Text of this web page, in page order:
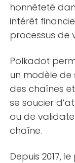
honnêteté
intérêt
processus de
Polkadot
un modèle
des chaînes
se soucier
ou de
chaîne.
Depuis 2017,